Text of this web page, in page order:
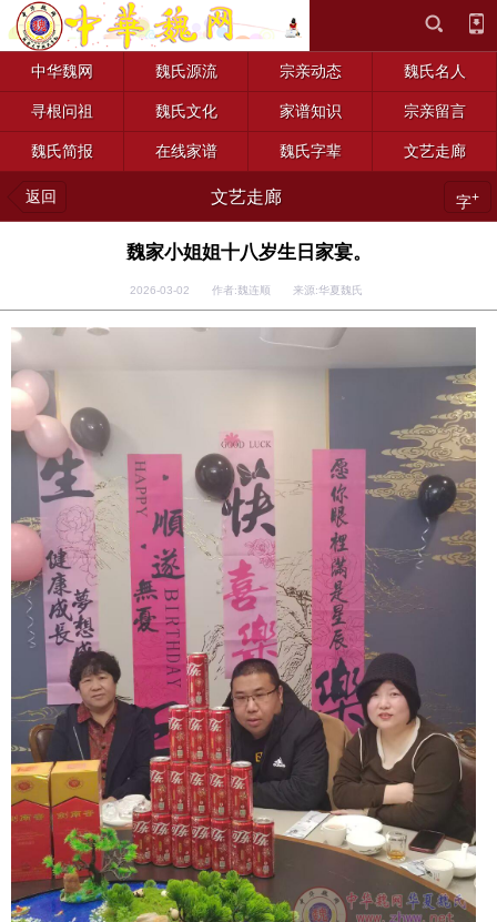
中华魏网 魏氏源流 宗亲动态 魏氏名人
寻根问祖 魏氏文化 家谱知识 宗亲留言
魏氏简报 在线家谱 魏氏字辈 文艺走廊
返回 文艺走廊 字+
魏家小姐姐十八岁生日家宴。
2026-03-02 作者:魏连顺 来源:华夏魏氏